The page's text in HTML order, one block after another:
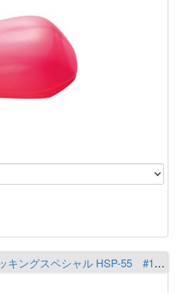
TIEMCO ヴァジュラ フッキングスペシャル HSP-55 #15 イエローヘッド